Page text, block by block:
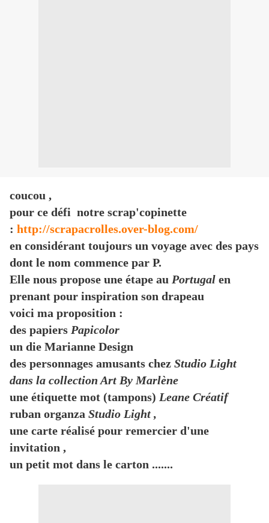
coucou ,
pour ce défi notre scrap'copinette
: http://scrapacrolles.over-blog.com/
en considérant toujours un voyage avec des pays
dont le nom commence par P.
Elle nous propose une étape au Portugal en
prenant pour inspiration son drapeau
voici ma proposition :
des papiers Papicolor
un die Marianne Design
des personnages amusants chez Studio Light
dans la collection Art By Marlène
une étiquette mot (tampons) Leane Créatif
ruban organza Studio Light ,
une carte réalisé pour remercier d'une
invitation ,
un petit mot dans le carton .......